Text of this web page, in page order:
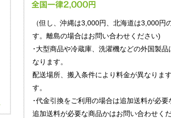
（但し、沖縄は3,000円、北海道は3,000円
す。離島の場合はお問い合わせください)
･大型商品や冷蔵庫、洗濯機などの外国製
なります。
配送場所、搬入条件により料金が異なりま
す。
･代金引換をご利用の場合は追加送料が必要
追加送料が必要な商品かはお問い合わせくだ